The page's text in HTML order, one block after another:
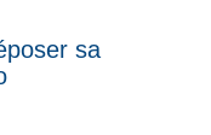
sa